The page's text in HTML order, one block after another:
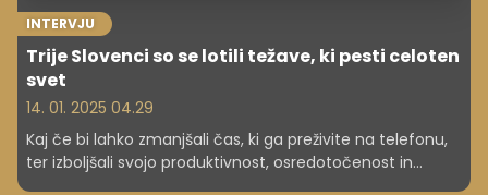
INTERVJU
Trije Slovenci so se lotili težave, ki pesti celoten
svet
14. 01. 2025 04.29
Kaj če bi lahko zmanjšali čas, ki ga preživite na telefonu,
ter izboljšali svojo produktivnost, osredotočenost in